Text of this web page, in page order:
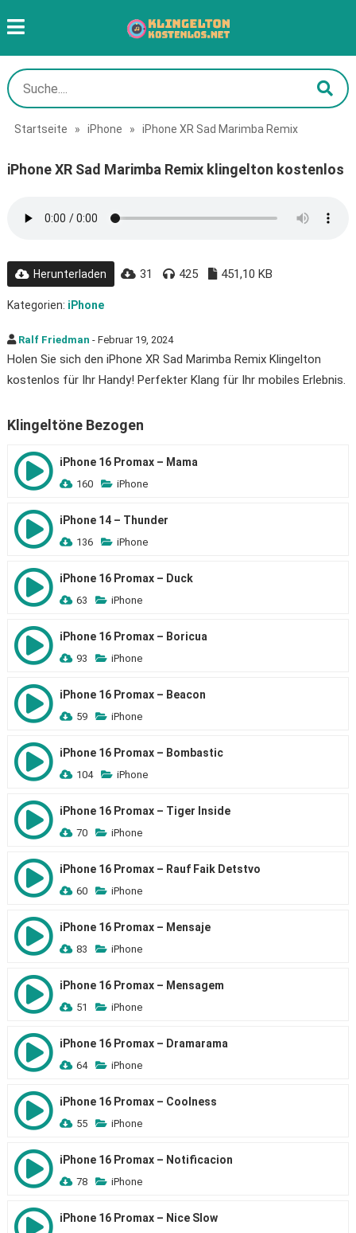
Startseite » iPhone » iPhone XR Sad Marimba Remix
iPhone XR Sad Marimba Remix klingelton kostenlos
Herunterladen 31 425 451,10 KB
Kategorien: iPhone
Ralf Friedman - Februar 19, 2024
Holen Sie sich den iPhone XR Sad Marimba Remix Klingelton
kostenlos für Ihr Handy! Perfekter Klang für Ihr mobiles Erlebnis.
Klingeltöne Bezogen
iPhone 16 Promax – Mama
160 iPhone
iPhone 14 – Thunder
136 iPhone
iPhone 16 Promax – Duck
63 iPhone
iPhone 16 Promax – Boricua
93 iPhone
iPhone 16 Promax – Beacon
59 iPhone
iPhone 16 Promax – Bombastic
104 iPhone
iPhone 16 Promax – Tiger Inside
70 iPhone
iPhone 16 Promax – Rauf Faik Detstvo
60 iPhone
iPhone 16 Promax – Mensaje
83 iPhone
iPhone 16 Promax – Mensagem
51 iPhone
iPhone 16 Promax – Dramarama
64 iPhone
iPhone 16 Promax – Coolness
55 iPhone
iPhone 16 Promax – Notificacion
78 iPhone
iPhone 16 Promax – Nice Slow